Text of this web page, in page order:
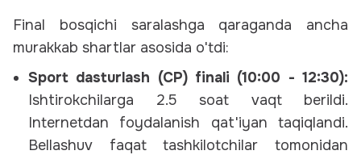
Final bosqichi saralashga qaraganda ancha
murakkab shartlar asosida o'tdi:
Sport dasturlash (CP) finali (10:00 - 12:30):
Ishtirokchilarga 2.5 soat vaqt berildi.
Internetdan foydalanish qat'iyan taqiqlandi.
Bellashuv faqat tashkilotchilar tomonidan